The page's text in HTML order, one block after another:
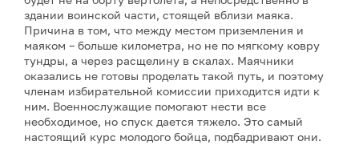
здании воинской части, стоящей вблизи маяка.
Причина в том, что между местом приземления и
маяком – больше километра, но не по мягкому ковру
тундры, а через расщелину в скалах. Маячники
оказались не готовы проделать такой путь, и поэтому
членам избирательной комиссии приходится идти к
ним. Военнослужащие помогают нести все
необходимое, но спуск дается тяжело. Это самый
настоящий курс молодого бойца, подбадривают они.